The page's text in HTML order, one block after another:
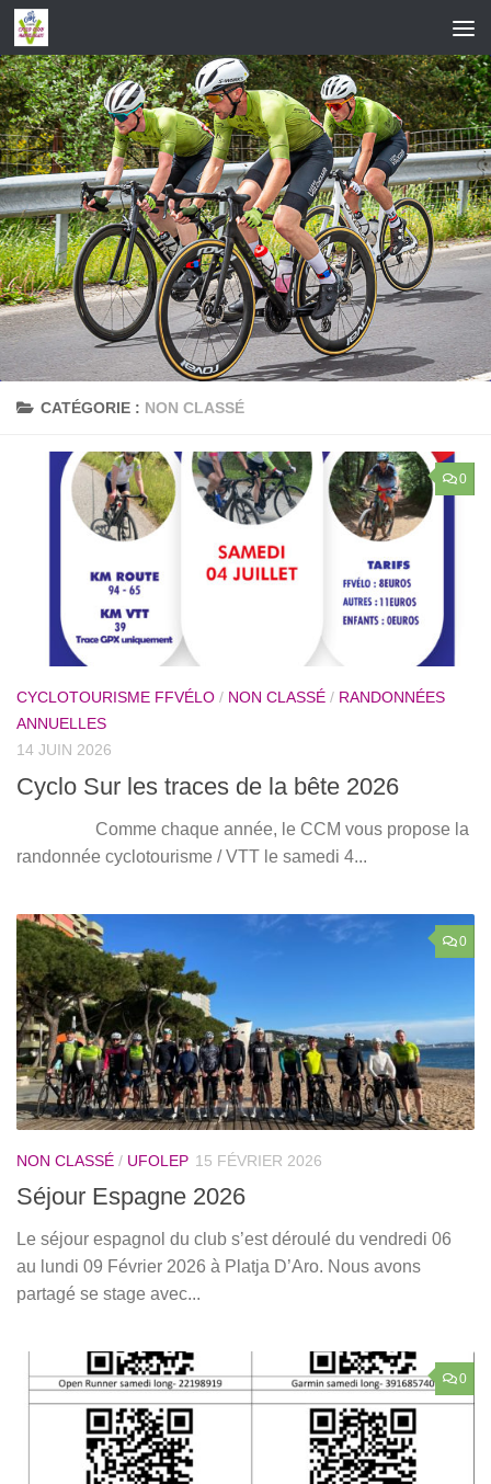
Skip to content
CATÉGORIE : NON CLASSÉ
0
CYCLOTOURISME FFVÉLO / NON CLASSÉ / RANDONNÉES
ANNUELLES
14 JUIN 2026
Cyclo Sur les traces de la bête 2026
Comme chaque année, le CCM vous propose la
randonnée cyclotourisme / VTT le samedi 4...
0
NON CLASSÉ / UFOLEP 15 FÉVRIER 2026
Séjour Espagne 2026
Le séjour espagnol du club s’est déroulé du vendredi 06
au lundi 09 Février 2026 à Platja D’Aro. Nous avons
partagé se stage avec...
0